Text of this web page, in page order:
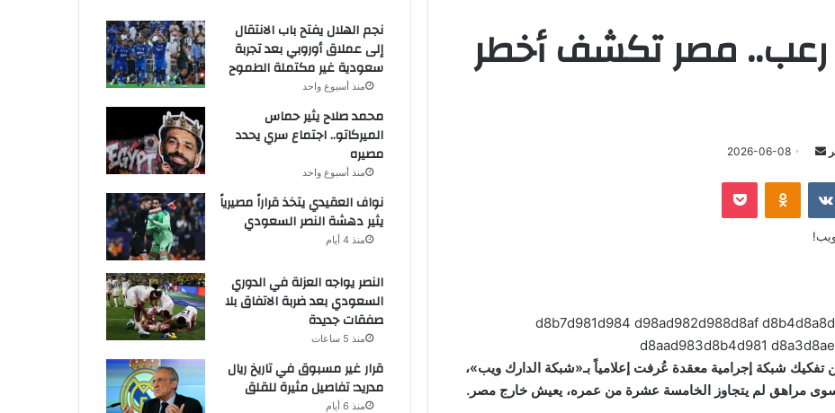
مصر تكشف أخطر
أرسل
إلكترونيا
2026-06-08
Odnoklassniki
‫Pocket
شبكة إجرامية معقدة عُرفت إعلامياً بـ«شبكة الدارك ويب»،
سوى مراهق لم يتجاوز الخامسة عشرة من عمره، يعيش خارج مصر.
نجم الهلال يفتح باب الانتقال
إلى عملاق أوروبي بعد تجربة
سعودية غير مكتملة الطموح
منذ أسبوع واحد
محمد صلاح يثير حماس
الميركاتو.. اجتماع سري يحدد
مصيره
منذ أسبوع واحد
نواف العقيدي يتخذ قراراً مصيرياً
يثير دهشة النصر السعودي
منذ 4 أيام
النصر يواجه العزلة في الدوري
السعودي بعد ضربة الاتفاق بلا
صفقات جديدة
منذ 5 ساعات
قرار غير مسبوق في تاريخ ريال
مدريد: تفاصيل مثيرة للقلق
منذ 6 أيام